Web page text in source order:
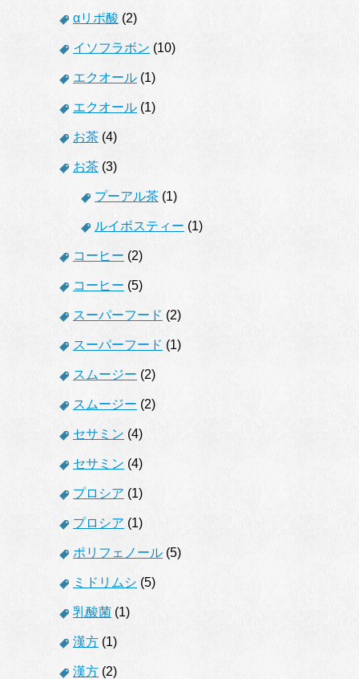
αリポ酸 (2)
イソフラボン (10)
エクオール (1)
エクオール (1)
お茶 (4)
お茶 (3)
プーアル茶 (1)
ルイボスティー (1)
コーヒー (2)
コーヒー (5)
スーパーフード (2)
スーパーフード (1)
スムージー (2)
スムージー (2)
セサミン (4)
セサミン (4)
プロシア (1)
プロシア (1)
ポリフェノール (5)
ミドリムシ (5)
乳酸菌 (1)
漢方 (1)
漢方 (2)